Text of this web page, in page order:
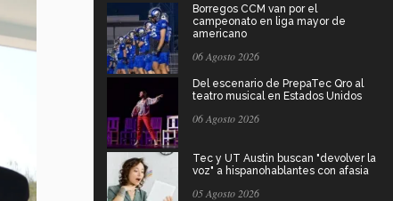
Borregos CCM van por el
campeonato en liga mayor de
americano
06 Agosto 2026
Del escenario de PrepaTec Qro al
teatro musical en Estados Unidos
06 Agosto 2026
Tec y UT Austin buscan "devolver la
voz" a hispanohablantes con afasia
05 Agosto 2026